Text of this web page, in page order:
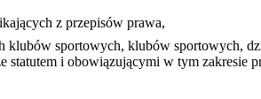
z przepisów prawa,
sportowych, klubów sportowych,
statutem i obowiązującymi w tym zakresie